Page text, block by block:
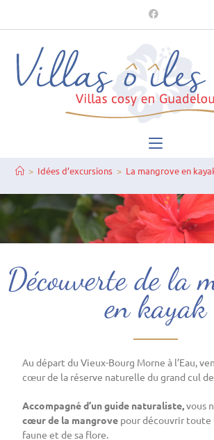
> Idées d’excursions > La mangrove en
Découverte de la
en kayak
Au départ du Vieux-Bourg Morne à l’Eau,
cœur de la réserve naturelle du grand cul
Accompagné d’un guide naturaliste,vous
cœur de la mangrove pour découvrir toute
faune et de sa flore.